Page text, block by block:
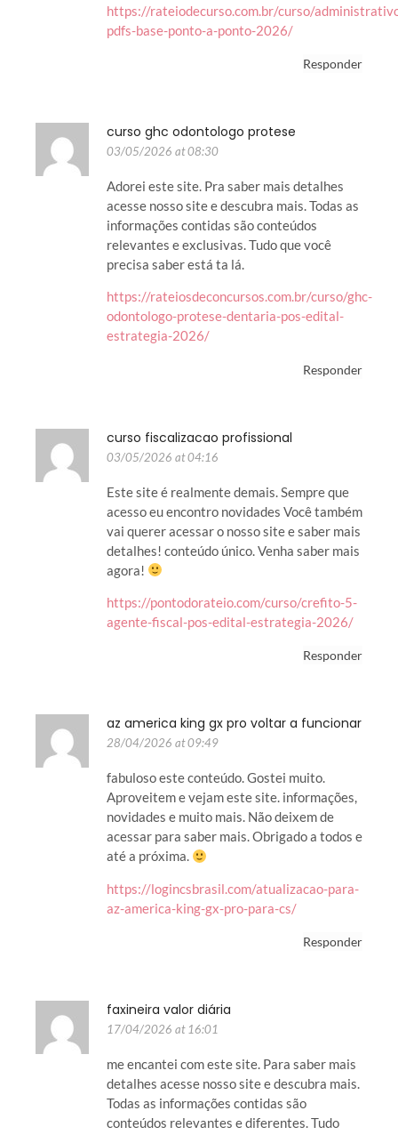
https://rateiodecurso.com.br/curso/
pdfs-base-ponto-a-ponto-2026/
Responder
curso ghc odontologo protese
03/05/2026 at 08:30
Adorei este site. Pra saber mais detalhes
acesse nosso site e descubra mais. Todas as
informações contidas são conteúdos
relevantes e exclusivas. Tudo que você
precisa saber está ta lá.
https://rateiosdeconcursos.com.br/curso/ghc-
odontologo-protese-dentaria-pos-edital-
estrategia-2026/
Responder
curso fiscalizacao profissional
03/05/2026 at 04:16
Este site é realmente demais. Sempre que
acesso eu encontro novidades Você também
vai querer acessar o nosso site e saber mais
detalhes! conteúdo único. Venha saber mais
agora!
https://pontodorateio.com/curso/crefito-5-
agente-fiscal-pos-edital-estrategia-2026/
Responder
az america king gx pro voltar a funcionar
28/04/2026 at 09:49
fabuloso este conteúdo. Gostei muito.
Aproveitem e vejam este site. informações,
novidades e muito mais. Não deixem de
acessar para saber mais. Obrigado a todos e
até a próxima.
https://logincsbrasil.com/atualizacao-para-
az-america-king-gx-pro-para-cs/
Responder
faxineira valor diária
17/04/2026 at 16:01
me encantei com este site. Para saber mais
detalhes acesse nosso site e descubra mais.
Todas as informações contidas são
conteúdos relevantes e diferentes. Tudo